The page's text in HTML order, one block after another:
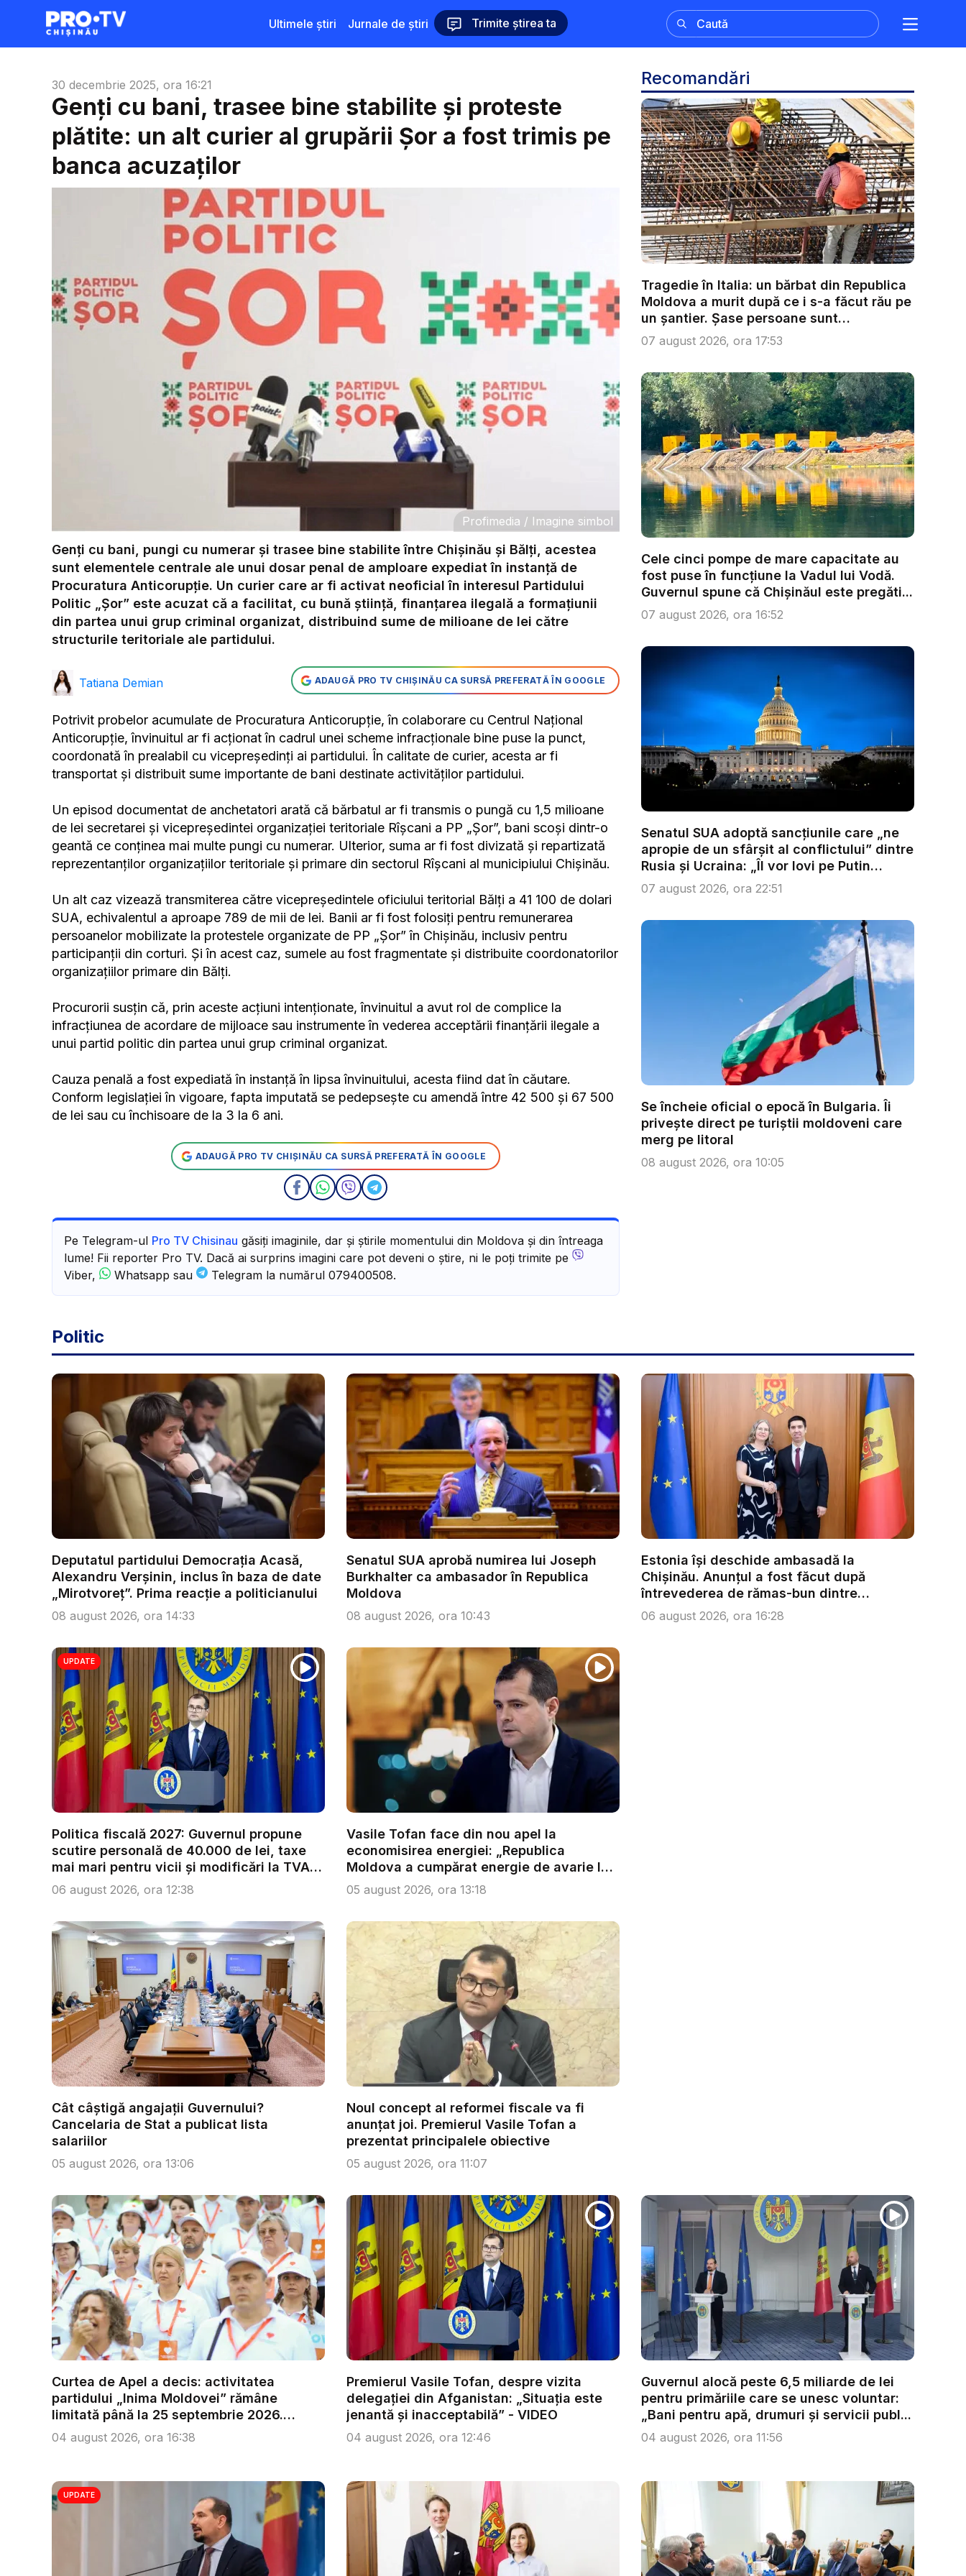
Ultimele știri Jurnale de știri Trimite știrea ta
30 decembrie 2025, ora 16:21
Genți cu bani, trasee bine stabilite și proteste
plătite: un alt curier al grupării Șor a fost trimis pe
banca acuzaților
Profimedia / Imagine simbol
Genți cu bani, pungi cu numerar și trasee bine stabilite între Chișinău și Bălți, acestea
sunt elementele centrale ale unui dosar penal de amploare expediat în instanță de
Procuratura Anticorupție. Un curier care ar fi activat neoficial în interesul Partidului
Politic „Șor” este acuzat că a facilitat, cu bună știință, finanțarea ilegală a formațiunii
din partea unui grup criminal organizat, distribuind sume de milioane de lei către
structurile teritoriale ale partidului.
Tatiana Demian ADAUGĂ PRO TV CHIȘINĂU CA SURSĂ PREFERATĂ ÎN GOOGLE
Potrivit probelor acumulate de Procuratura Anticorupție, în colaborare cu Centrul Național
Anticorupție, învinuitul ar fi acționat în cadrul unei scheme infracționale bine puse la punct,
coordonată în prealabil cu vicepreședinți ai partidului. În calitate de curier, acesta ar fi
transportat și distribuit sume importante de bani destinate activităților partidului.
Un episod documentat de anchetatori arată că bărbatul ar fi transmis o pungă cu 1,5 milioane
de lei secretarei și vicepreședintei organizației teritoriale Rîșcani a PP „Șor”, bani scoși dintr-o
geantă ce conținea mai multe pungi cu numerar. Ulterior, suma ar fi fost divizată și repartizată
reprezentanților organizațiilor teritoriale și primare din sectorul Rîșcani al municipiului Chișinău.
Un alt caz vizează transmiterea către vicepreședintele oficiului teritorial Bălți a 41 100 de dolari
SUA, echivalentul a aproape 789 de mii de lei. Banii ar fi fost folosiți pentru remunerarea
persoanelor mobilizate la protestele organizate de PP „Șor” în Chișinău, inclusiv pentru
participanții din corturi. Și în acest caz, sumele au fost fragmentate și distribuite coordonatorilor
organizațiilor primare din Bălți.
Procurorii susțin că, prin aceste acțiuni intenționate, învinuitul a avut rol de complice la
infracțiunea de acordare de mijloace sau instrumente în vederea acceptării finanțării ilegale a
unui partid politic din partea unui grup criminal organizat.
Cauza penală a fost expediată în instanță în lipsa învinuitului, acesta fiind dat în căutare.
Conform legislației în vigoare, fapta imputată se pedepsește cu amendă între 42 500 și 67 500
de lei sau cu închisoare de la 3 la 6 ani.
ADAUGĂ PRO TV CHIȘINĂU CA SURSĂ PREFERATĂ ÎN GOOGLE
Pe Telegram-ul Pro TV Chisinau găsiți imaginile, dar și știrile momentului din Moldova și din întreaga
lume! Fii reporter Pro TV. Dacă ai surprins imagini care pot deveni o știre, ni le poți trimite pe
Viber,
Whatsapp sau Telegram la numărul 079400508.
Recomandări
Tragedie în Italia: un bărbat din Republica
Moldova a murit după ce i s-a făcut rău pe
un șantier. Șase persoane sunt
anchetate...
07 august 2026, ora 17:53
Cele cinci pompe de mare capacitate au
fost puse în funcțiune la Vadul lui Vodă.
Guvernul spune că Chișinăul este pregăti...
07 august 2026, ora 16:52
Senatul SUA adoptă sancțiunile care „ne
apropie de un sfârșit al conflictului” dintre
Rusia și Ucraina: „Îl vor lovi pe Putin
acolo...
07 august 2026, ora 22:51
Se încheie oficial o epocă în Bulgaria. Îi
privește direct pe turiștii moldoveni care
merg pe litoral
08 august 2026, ora 10:05
Politic
Deputatul partidului Democrația Acasă,
Alexandru Verșinin, inclus în baza de date
„Mirotvoreț”. Prima reacție a politicianului
08 august 2026, ora 14:33
Senatul SUA aprobă numirea lui Joseph
Burkhalter ca ambasador în Republica
Moldova
08 august 2026, ora 10:43
Estonia își deschide ambasadă la
Chișinău. Anunțul a fost făcut după
întrevederea de rămas-bun dintre
ministr...
06 august 2026, ora 16:28
UPDATE
Politica fiscală 2027: Guvernul propune
scutire personală de 40.000 de lei, taxe
mai mari pentru vicii și modificări la TVA.
...
06 august 2026, ora 12:38
Vasile Tofan face din nou apel la
economisirea energiei: „Republica
Moldova a cumpărat energie de avarie la
...
05 august 2026, ora 13:18
Cât câștigă angajații Guvernului?
Cancelaria de Stat a publicat lista
salariilor
05 august 2026, ora 13:06
Noul concept al reformei fiscale va fi
anunțat joi. Premierul Vasile Tofan a
prezentat principalele obiective
05 august 2026, ora 11:07
Curtea de Apel a decis: activitatea
partidului „Inima Moldovei” rămâne
limitată până la 25 septembrie 2026.
Reac...
04 august 2026, ora 16:38
Premierul Vasile Tofan, despre vizita
delegației din Afganistan: „Situația este
jenantă și inacceptabilă” - VIDEO
04 august 2026, ora 12:46
Guvernul alocă peste 6,5 miliarde de lei
pentru primăriile care se unesc voluntar:
„Bani pentru apă, drumuri și servicii publ...
04 august 2026, ora 11:56
UPDATE